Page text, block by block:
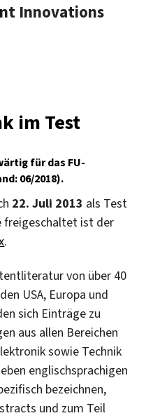
Innovations
im Test
für das FU-
06/2018).
22. Juli 2013 als Test
freigeschaltet ist der
.
von über 40
USA, Europa und
sich Einträge zu
aus allen Bereichen
sowie Technik
englischsprachigen
bezeichnen,
und zum Teil